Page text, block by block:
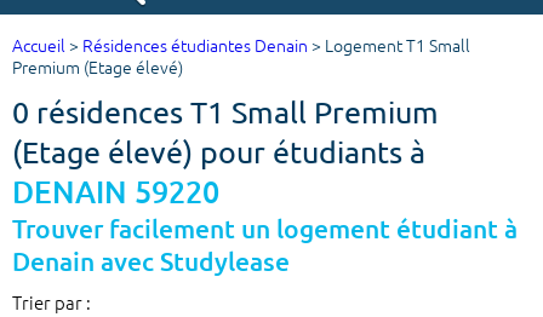
Votre recherche
Ville, école
Budget min
€
Budget max
Accueil > Résidences étudiantes Denain > Logement T1 Small
Premium (Etage élevé)
0 résidences T1 Small Premium
(Etage élevé) pour étudiants à
DENAIN 59220
Trouver facilement un logement étudiant à
Denain avec Studylease
Trier par :